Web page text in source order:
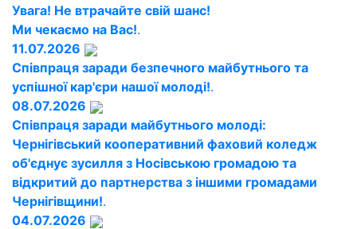
Увага! Не втрачайте свій шанс!
Ми чекаємо на Вас!.
11.07.2026
Співпраця заради безпечного майбутнього та
успішної кар'єри нашої молоді!.
08.07.2026
Співпраця заради майбутнього молоді:
Чернігівський кооперативний фаховий коледж
об'єднує зусилля з Носівською громадою та
відкритий до партнерства з іншими громадами
Чернігівщини!.
04.07.2026